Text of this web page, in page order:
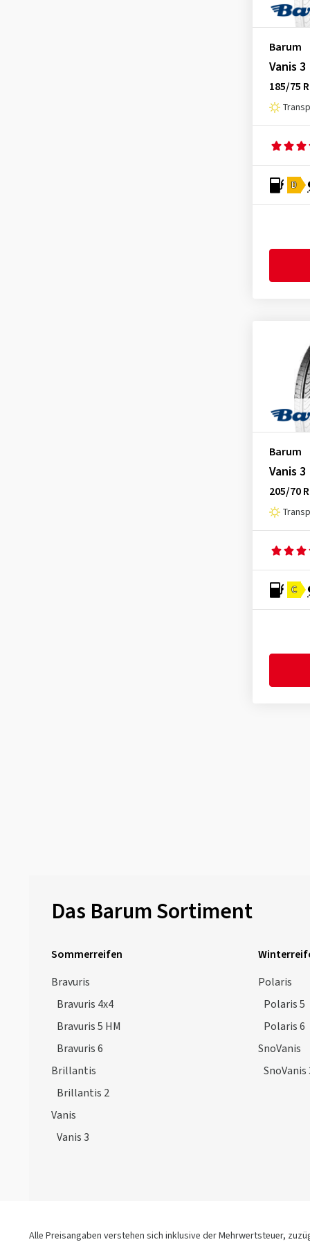
Barum
Vanis 3
185/75
D
Barum
Vanis 3
205/70
C
Das Barum Sortiment
Sommerreifen
Bravuris
Bravuris 4x4
Bravuris 5 HM
Bravuris 6
Brillantis
Brillantis 2
Vanis
Vanis 3
Polaris
Polaris 5
Polaris 6
SnoVanis
SnoVanis
Alle Preisangaben verstehen sich inklusive der Mehrwertsteuer,